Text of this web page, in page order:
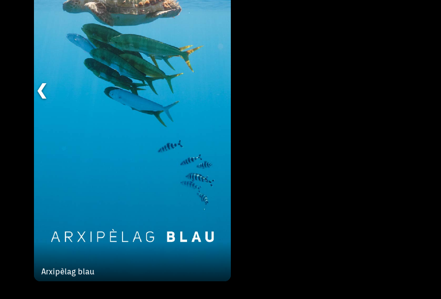
❮
Arxipèlag blau
La mar balear com mai no s’ha vist. Arxipèlag
blau, sèrie documental de sis capitols, una
producció d’IB3 i la Fundació Marilles i en
col·laboració amb la productora Miraprim, que
mostra imatges espec